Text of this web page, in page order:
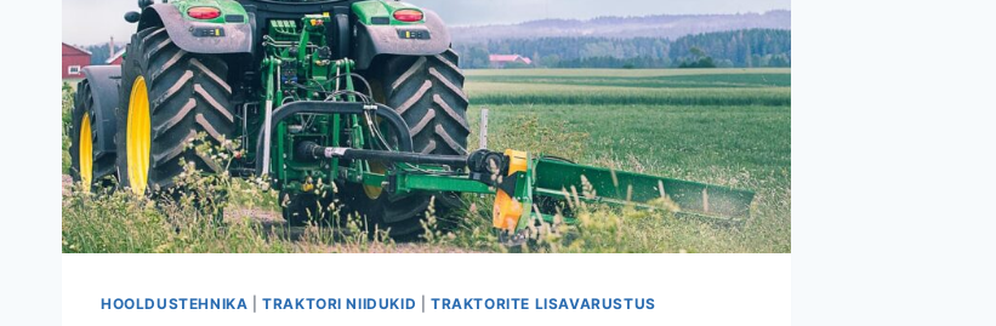
HOOLDUSTEHNIKA |TRAKTORI NIIDUKID |TRAKTORITE LISAVARUSTUS